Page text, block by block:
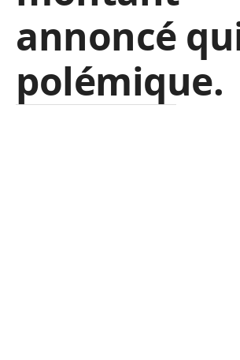
annoncé
polémique.